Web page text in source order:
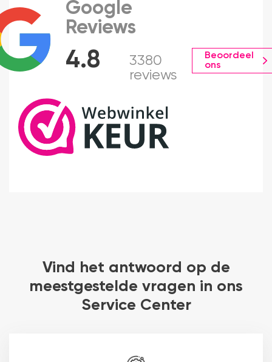
4.8
Google
Reviews
3380
reviews
Beoordeel
ons
Vind het antwoord op de
meestgestelde vragen in ons
Service Center